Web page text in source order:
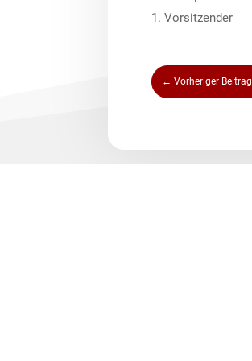
1. Vorsitzender
←Vorheriger Beitrag